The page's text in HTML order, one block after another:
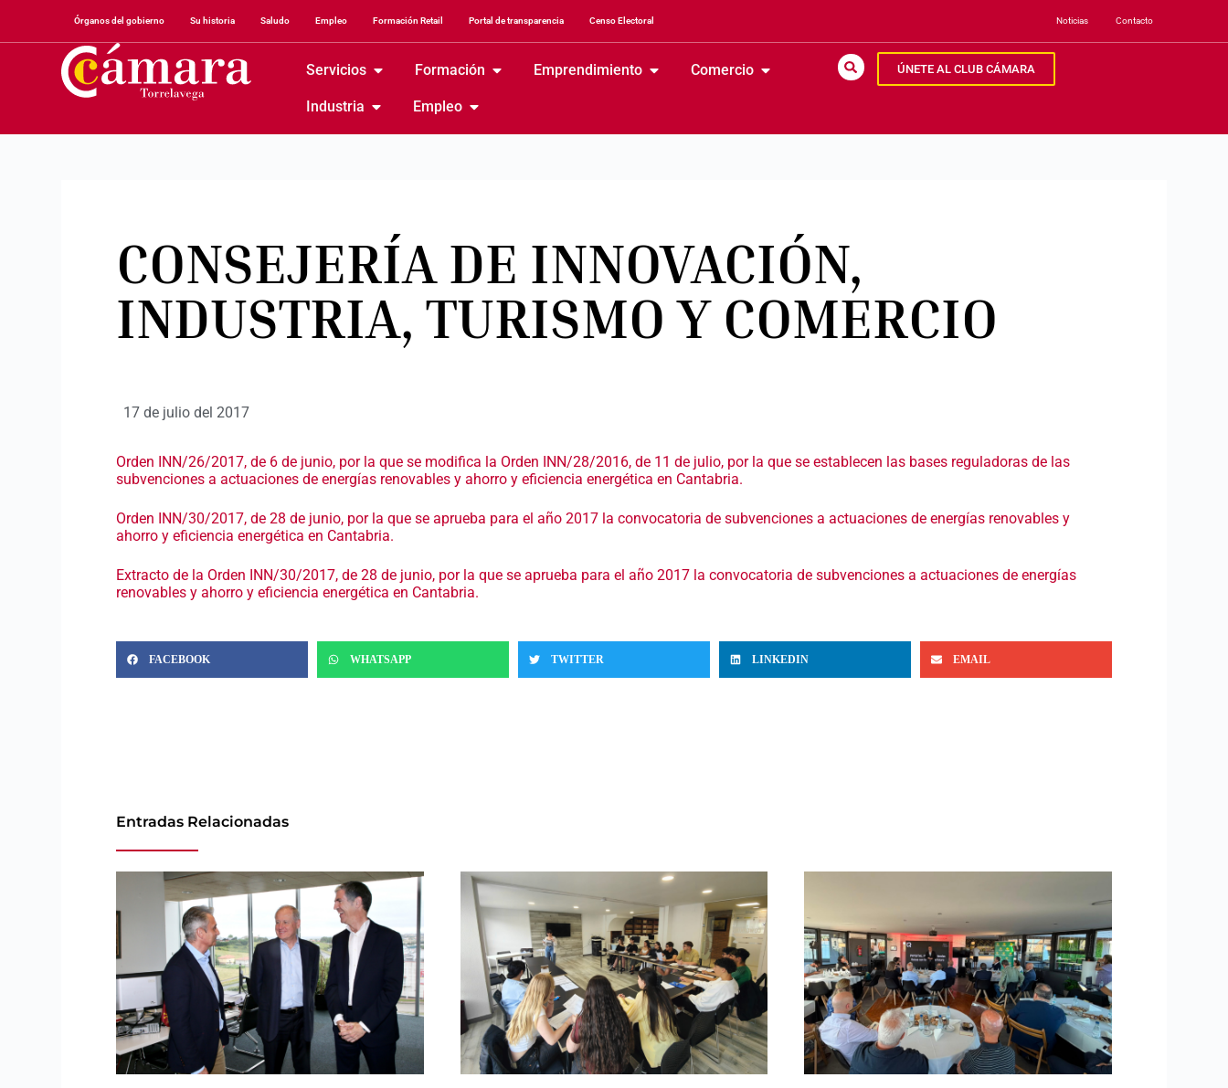
Órganos del gobierno Su historia Saludo Empleo Formación Retail Portal de transparencia Censo Electoral Noticias Contacto
Servicios Formación Emprendimiento Comercio
Industria Empleo
ÚNETE AL CLUB CÁMARA
CONSEJERÍA DE INNOVACIÓN,
INDUSTRIA, TURISMO Y COMERCIO
17 de julio del 2017
Orden INN/26/2017, de 6 de junio, por la que se modifica la Orden INN/28/2016, de 11 de julio, por la que se establecen las bases reguladoras de las
subvenciones a actuaciones de energías renovables y ahorro y eficiencia energética en Cantabria.
Orden INN/30/2017, de 28 de junio, por la que se aprueba para el año 2017 la convocatoria de subvenciones a actuaciones de energías renovables y
ahorro y eficiencia energética en Cantabria.
Extracto de la Orden INN/30/2017, de 28 de junio, por la que se aprueba para el año 2017 la convocatoria de subvenciones a actuaciones de energías
renovables y ahorro y eficiencia energética en Cantabria.
FACEBOOK WHATSAPP TWITTER LINKEDIN EMAIL
Entradas Relacionadas